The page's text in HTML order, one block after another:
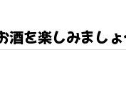
酒を楽しみまし